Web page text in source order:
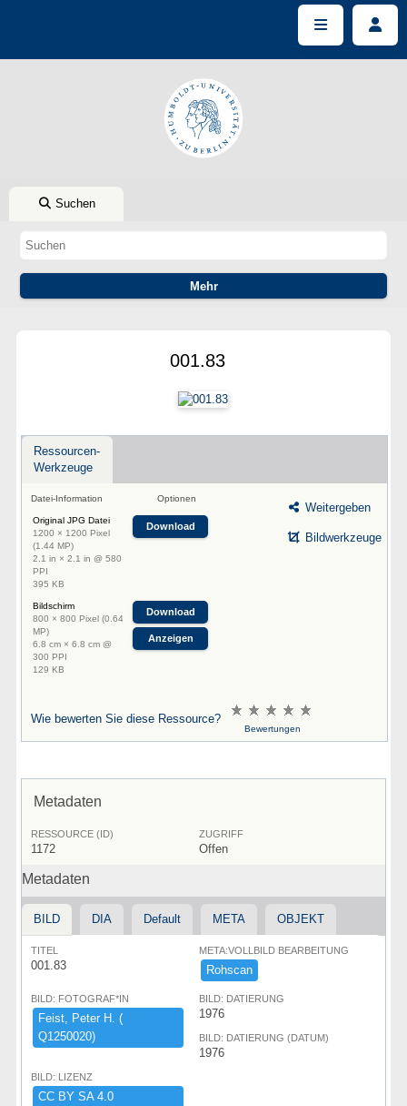
Suchen
001.83
Ressourcen-
Werkzeuge
Datei-Information Optionen
Original JPG Datei
1200 × 1200 Pixel
(1.44 MP)
2.1 in × 2.1 in @ 580
PPI
395 KB
Download
Bildschirm
800 × 800 Pixel (0.64
MP)
6.8 cm × 6.8 cm @
300 PPI
129 KB
Download
Anzeigen
Weitergeben
Bildwerkzeuge
Wie bewerten Sie diese Ressource?
Bewertungen
Metadaten
RESSOURCE (ID)
1172
ZUGRIFF
Offen
Metadaten
BILD DIA Default META OBJEKT
TITEL
001.83
META:VOLLBILD BEARBEITUNG
Rohscan
BILD: FOTOGRAF*IN
Feist,​ ​Peter ​H.​ ​(​
Q1250020)​
BILD: DATIERUNG
1976
BILD: DATIERUNG (DATUM)
1976
BILD: LIZENZ
CC ​BY ​SA ​4.​0 ​